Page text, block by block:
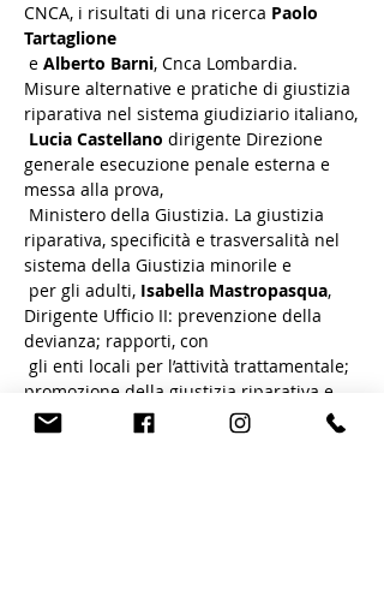
CNCA, i risultati di una ricerca Paolo
Tartaglione
e Alberto Barni, Cnca Lombardia.
Misure alternative e pratiche di giustizia
riparativa nel sistema giudiziario italiano,
Lucia Castellano dirigente Direzione
generale esecuzione penale esterna e
messa alla prova,
riparativa, specificità e trasversalità nel
sistema della Giustizia minorile e
per gli adulti, Isabella Mastropasqua,
Dirigente Ufficio II: prevenzione della
devianza; rapporti, con
promozione della giustizia riparativa e
della mediazione.